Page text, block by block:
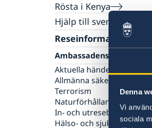
Denna
Vi
sociala
Rösta i Kenya
Hjälp till svenskar i
Rösta i Kenya
Pass utomlands
Förnyelse av pass för vuxna
Ansökan om pass för
Provisoriskt pass
Nationellt svenskt id-kort
Samordningsnummer
Legaliseringar
Avgifter
Gifta sig i Kenya
Hjälp kring medborgarskap
Om svenskt
Akut hjälp
Reseinformation
Ambassadens
Aktuella händelser
Allmänna säkerhetsläget
Terrorism
Naturförhållanden och
In- och
Hälso- och sjukvård